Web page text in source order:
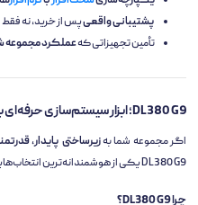
پشتیبانی واقعیپس از خرید، نه
تأمین تجهیزاتی کهعملکرد مجموعه
DL380 G9؛ ابزار سیستم‌سازی حرفه‌ای برای کسب‌وکارهای جدی
اگر مجموعه شما بهزیرساختی پایدار،
DL380 G9 یکی از هوشمندانه‌ترین انتخاب‌هایی است که می‌توانید داشته باشید.
چرا DL380 G9؟